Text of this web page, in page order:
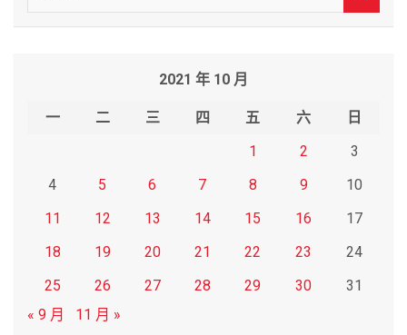
e
2021 年 10 月
一 二 三 四 五 六
日
1
2
3
4
5 6 7 8 9
10
11
12 13 14 15 16
17
18
19 20 21 22 23
24
25
26 27 28 29 30
31
« 9 月
11 月 »